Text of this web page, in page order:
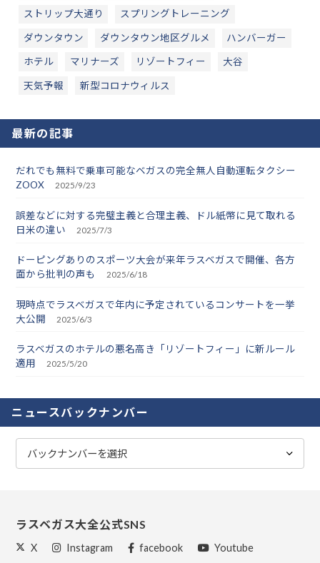
ストリップ大通り スプリングトレーニング
ダウンタウン ダウンタウン地区グルメ ハンバーガー
ホテル マリナーズ リゾートフィー 大谷
天気予報 新型コロナウィルス
最新の記事
だれでも無料で乗車可能なベガスの完全無人自動運転タクシー
ZOOX
2025/9/23
誤差などに対する完璧主義と合理主義、ドル紙幣に見て取れる
日米の違い
2025/7/3
ドーピングありのスポーツ大会が来年ラスベガスで開催、各方
面から批判の声も
2025/6/18
現時点でラスベガスで年内に予定されているコンサートを一挙
大公開
2025/6/3
ラスベガスのホテルの悪名高き「リゾートフィー」に新ルール
適用
2025/5/20
ニュースバックナンバー
ラスベガス大全公式SNS
X Instagram facebook Youtube